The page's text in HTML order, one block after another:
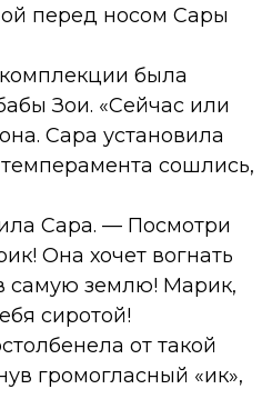
перед носом Сары
была
Зои. «Сейчас или
Сара установила
сошлись,
Сара. — Посмотри
Она хочет вогнать
самую землю! Марик,
сиротой!
от такой
громогласный «ик»,